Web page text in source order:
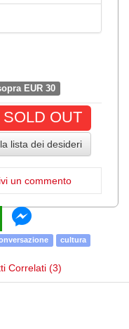
EUR 30
SOLD OUT
lista dei desideri
un commento
cultura
Correlati (3)